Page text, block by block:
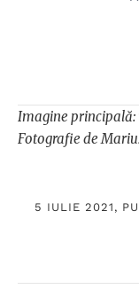
Imagine
Fotografie de
5 IULIE 2021,